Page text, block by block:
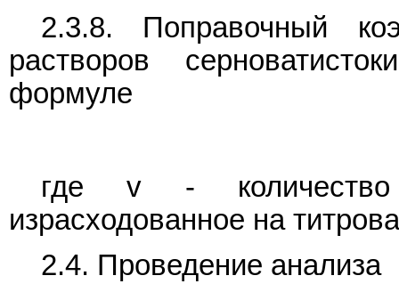
2.3.8. Поправочный
растворов
формуле
где v - количество
израсходованное на
2.4. Проведение анализа